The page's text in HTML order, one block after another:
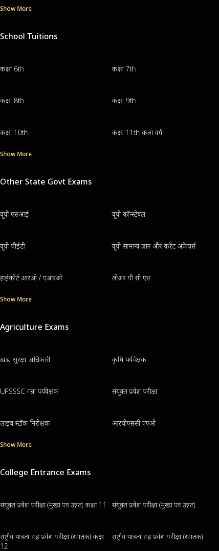
Show More
School Tuitions
कक्षा 6th कक्षा 7th
कक्षा 8th कक्षा 9th
कक्षा 10th कक्षा 11th कला वर्ग
Show More
Other State Govt Exams
यूपी एसआई यूपी कॉन्स्टेबल
यूपी पीईटी यूपी सामान्य ज्ञान और करेंट अफेयर्स
हाईकोर्ट आरओ / एआरओ लोअर पी सी एस
Show More
Agriculture Exams
खाद्य सुरक्षा अधिकारी कृषि पर्यवेक्षक
UPSSSC गन्ना पर्यवेक्षक संयुक्त प्रवेश परीक्षा
लाइव स्टॉक निरीक्षक आरपीएससी एएओ
Show More
College Entrance Exams
संयुक्त प्रवेश परीक्षा (मुख्य एवं उन्नत) कक्षा 11 संयुक्त प्रवेश परीक्षा (मुख्य एवं उन्नत)
राष्ट्रीय पात्रता सह प्रवेश परीक्षा (स्नातक) कक्षा
12
राष्ट्रीय पात्रता सह प्रवेश परीक्षा (स्नातक)